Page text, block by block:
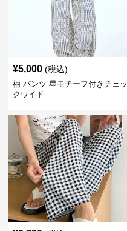
¥5,000 (税込)
柄 パンツ 星モチーフ付きチェッ
クワイド